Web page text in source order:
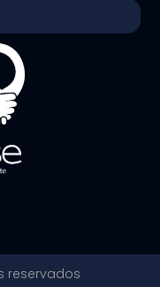
reservados